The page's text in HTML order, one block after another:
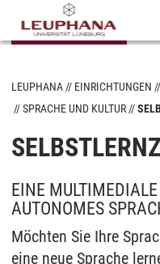
LEUPHANA EINRICHTUNGEN
SPRACHE UND KULTUR
EINE
AUTONOMES
Möchten Sie Ihre
eine neue Sprache